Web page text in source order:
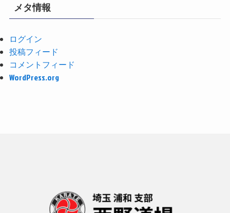
メタ情報
ログイン
投稿フィード
コメントフィード
WordPress.org